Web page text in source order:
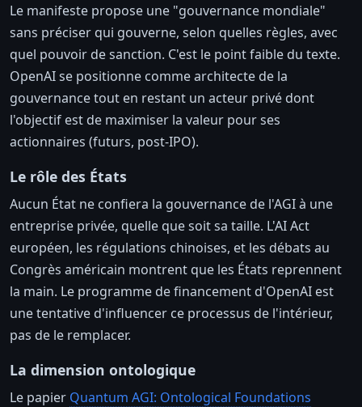
Le manifeste propose une "gouvernance mondiale"
sans préciser qui gouverne, selon quelles règles, avec
quel pouvoir de sanction. C'est le point faible du texte.
OpenAI se positionne comme architecte de la
gouvernance tout en restant un acteur privé dont
l'objectif est de maximiser la valeur pour ses
actionnaires (futurs, post-IPO).
Le rôle des États
Aucun État ne confiera la gouvernance de l'AGI à une
entreprise privée, quelle que soit sa taille. L'AI Act
européen, les régulations chinoises, et les débats au
Congrès américain montrent que les États reprennent
la main. Le programme de financement d'OpenAI est
une tentative d'influencer ce processus de l'intérieur,
pas de le remplacer.
La dimension ontologique
Le papier Quantum AGI: Ontological Foundations